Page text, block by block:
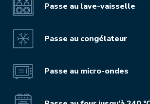
Passe au lave-vaisselle
Passe au congélateur
Passe au micro-ondes